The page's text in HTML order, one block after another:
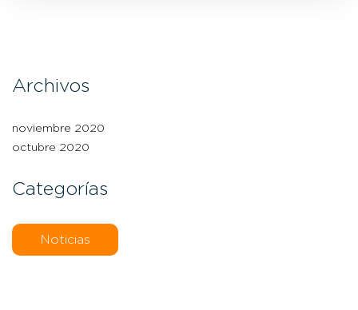
Archivos
noviembre 2020
octubre 2020
Categorías
Noticias